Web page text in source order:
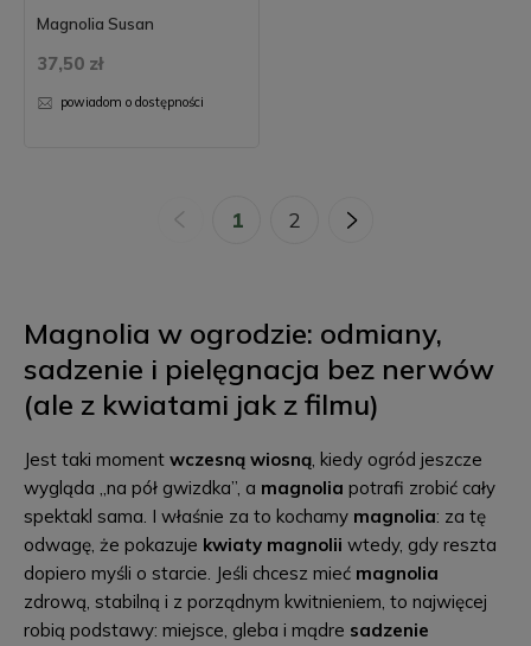
Magnolia Susan
37,50 zł
powiadom o dostępności
« 1 2 »
Magnolia w ogrodzie: odmiany,
sadzenie i pielęgnacja bez nerwów
(ale z kwiatami jak z filmu)
Jest taki moment wczesną wiosną, kiedy ogród jeszcze
wygląda „na pół gwizdka”, a magnolia potrafi zrobić cały
spektakl sama. I właśnie za to kochamy magnolia: za tę
odwagę, że pokazuje kwiaty magnolii wtedy, gdy reszta
dopiero myśli o starcie. Jeśli chcesz mieć magnolia
zdrową, stabilną i z porządnym kwitnieniem, to najwięcej
robią podstawy: miejsce, gleba i mądre sadzenie